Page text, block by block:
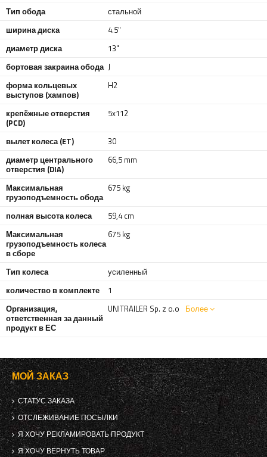
Тип обода
стальной
ширина диска
4.5"
диаметр диска
13"
бортовая закраина обода J
форма кольцевых
выступов (хампов)
H2
крепёжные отверстия
(PCD)
5x112
вылет колеса (ET)
30
диаметр центрального
отверстия (DIA)
66,5 mm
Максимальная
грузоподъемность обода
675 kg
полная высота колеса
59,4 cm
Максимальная
грузоподъемность колеса
в сборе
675 kg
Тип колеса
усиленный
количество в комплекте
1
Организация,
ответственная за данный
продукт в ЕС
UNITRAILER Sp. z o.o Более
МОЙ ЗАКАЗ
СТАТУС ЗАКАЗА
ОТСЛЕЖИВАНИЕ ПОСЫЛКИ
Я ХОЧУ РЕКЛАМИРОВАТЬ ПРОДУКТ
Я ХОЧУ ВЕРНУТЬ ТОВАР